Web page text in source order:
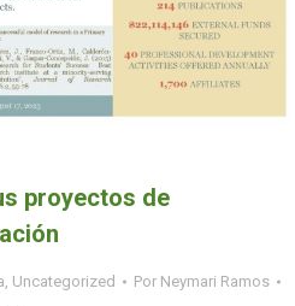
proyectos de
Uncategorized Por Neymari Ramos